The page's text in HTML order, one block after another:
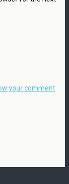
your comment